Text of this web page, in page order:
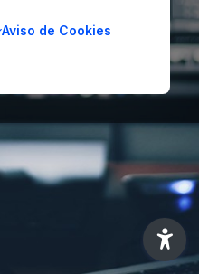
Aviso de Cookies